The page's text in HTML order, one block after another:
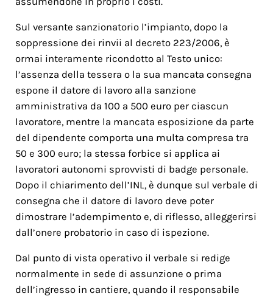
Sul versante sanzionatorio l’impianto, dopo la
soppressione dei rinvii al decreto 223/2006, è
ormai interamente ricondotto al Testo unico:
l’assenza della tessera o la sua mancata consegna
espone il datore di lavoro alla sanzione
amministrativa da 100 a 500 euro per ciascun
lavoratore, mentre la mancata esposizione da parte
del dipendente comporta una multa compresa tra
50 e 300 euro; la stessa forbice si applica ai
lavoratori autonomi sprovvisti di badge personale.
Dopo il chiarimento dell’INL, è dunque sul verbale di
consegna che il datore di lavoro deve poter
dimostrare l’adempimento e, di riflesso, alleggerirsi
dall’onere probatorio in caso di ispezione.
Dal punto di vista operativo il verbale si redige
normalmente in sede di assunzione o prima
dell’ingresso in cantiere, quando il responsabile